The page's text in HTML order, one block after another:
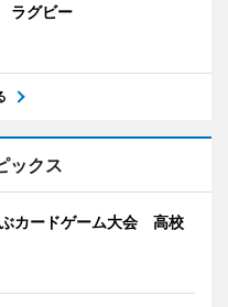
ラグビー
ックス
カードゲーム大会 高校